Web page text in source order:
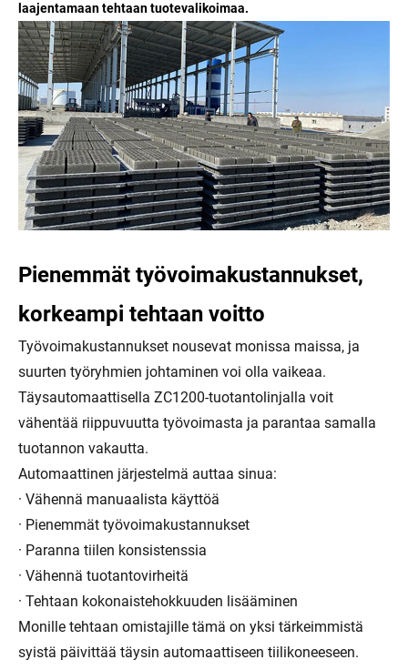
laajentamaan tehtaan tuotevalikoimaa.
Pienemmät työvoimakustannukset,
korkeampi tehtaan voitto
Työvoimakustannukset nousevat monissa maissa, ja
suurten työryhmien johtaminen voi olla vaikeaa.
Täysautomaattisella ZC1200-tuotantolinjalla voit
vähentää riippuvuutta työvoimasta ja parantaa samalla
tuotannon vakautta.
Automaattinen järjestelmä auttaa sinua:
· Vähennä manuaalista käyttöä
· Pienemmät työvoimakustannukset
· Paranna tiilen konsistenssia
· Vähennä tuotantovirheitä
· Tehtaan kokonaistehokkuuden lisääminen
Monille tehtaan omistajille tämä on yksi tärkeimmistä
syistä päivittää täysin automaattiseen tiilikoneeseen.